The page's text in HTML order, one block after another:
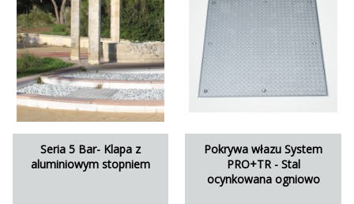
Seria 5 Bar- Klapa z
aluminiowym stopniem
Pokrywa włazu System
PRO+TR - Stal
ocynkowana ogniowo